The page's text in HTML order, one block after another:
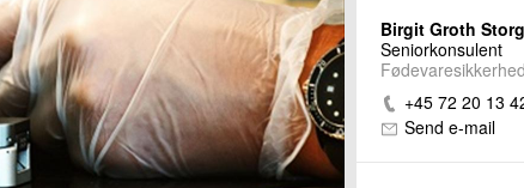
Birgit Groth
Seniorkonsulent
+45 72 20 13
Send e-mail